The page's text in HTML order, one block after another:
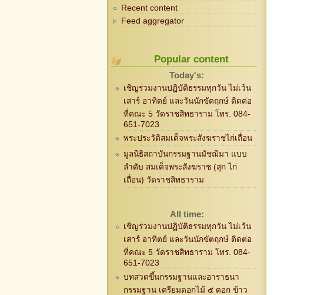
Recent content
Feed aggregator
Popular content
Today's:
เชิญร่วมงานปฏิบัติธรรมทุกวัน ไม่เว้น
เสาร์ อาทิตย์ และวันนักขัตฤกษ์ ติดต่อ
ที่คณะ 5 วัดราชสิทธาราม โทร. 084-
651-7023
พระประวัติสมเด็จพระสังฆราชไก่เถื่อน
มูลนิธิสถาบันกรรมฐานมัชฌิมา แบบ
ลำดับ สมเด็จพระสังฆราช (สุก ไก่
เถื่อน) วัดราชสิทธาราม
All time:
เชิญร่วมงานปฏิบัติธรรมทุกวัน ไม่เว้น
เสาร์ อาทิตย์ และวันนักขัตฤกษ์ ติดต่อ
ที่คณะ 5 วัดราชสิทธาราม โทร. 084-
651-7023
บทสวดขึ้นกรรมฐานและอาราธนา
กรรมฐาน เตรียมดอกไม้ ๕ ดอก ข้าว